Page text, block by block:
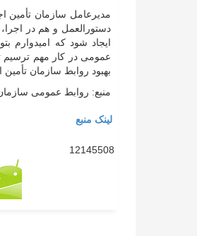
مدیرعامل سازمان تأمین
دستورالعمل و هم در
ایجاد شود که امیدوارم
عمومی در کار مهم
بهبود روابط سازمان
منبع: روابط عمومی
لینک منبع
12145508